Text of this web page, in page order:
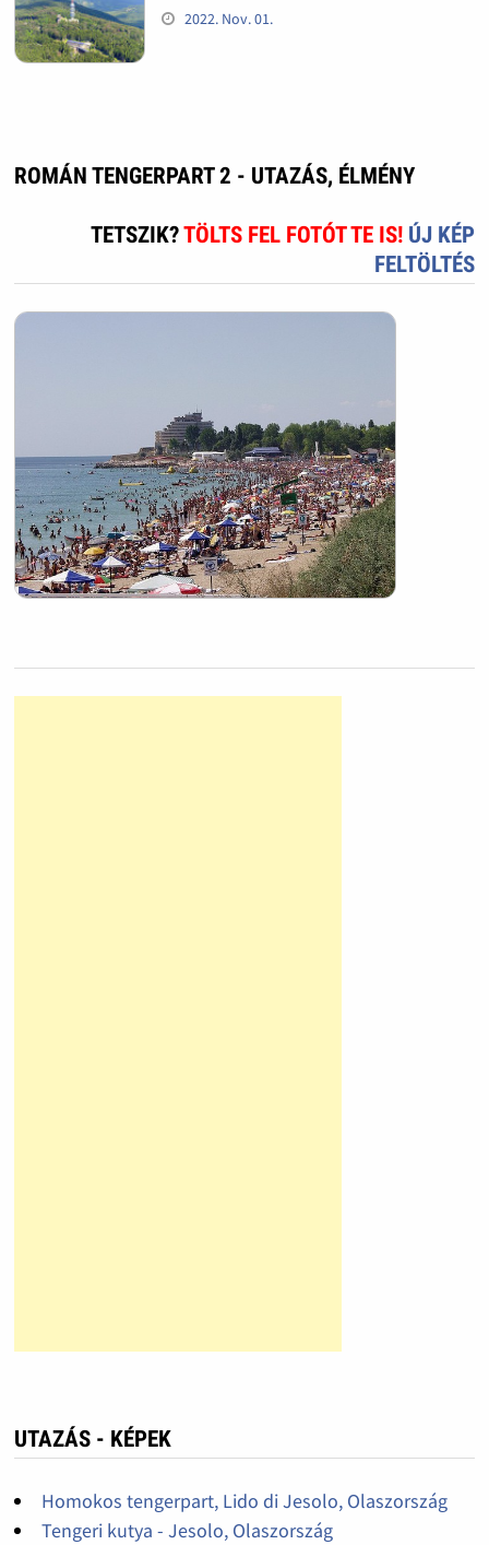
2022. Nov. 01.
ROMÁN TENGERPART 2 - UTAZÁS, ÉLMÉNY
TETSZIK?TÖLTS FEL FOTÓT TE IS! ÚJ KÉP
FELTÖLTÉS
UTAZÁS - KÉPEK
Homokos tengerpart, Lido di Jesolo, Olaszország
Tengeri kutya - Jesolo, Olaszország